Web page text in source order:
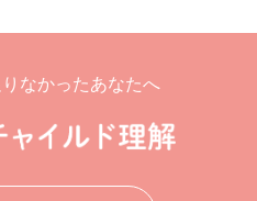
なかったあなたへ